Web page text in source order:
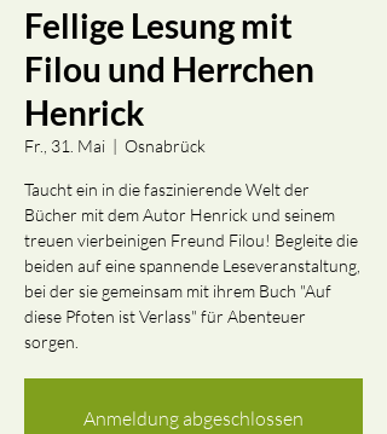
Fellige Lesung mit
Filou und Herrchen
Henrick
Fr., 31. Mai
  |
Osnabrück
Taucht ein in die faszinierende Welt der
Bücher mit dem Autor Henrick und seinem
treuen vierbeinigen Freund Filou! Begleite die
beiden auf eine spannende Leseveranstaltung,
bei der sie gemeinsam mit ihrem Buch "Auf
diese Pfoten ist Verlass" für Abenteuer
sorgen.
Anmeldung abgeschlossen